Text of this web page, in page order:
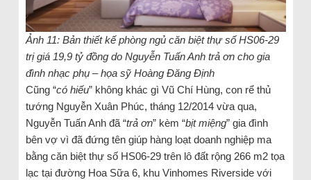
Ảnh 11: Bản thiết kế phòng ngủ căn biệt thự số HS06-29
trị giá 19,9 tỷ đồng do Nguyễn Tuấn Anh trả ơn cho gia
đình nhạc phụ – họa sỹ Hoàng Đăng Định
Cũng “có hiếu” không khác gì Vũ Chí Hùng, con rể thủ
tướng Nguyễn Xuân Phúc, tháng 12/2014 vừa qua,
Nguyễn Tuấn Anh đã “trả ơn” kèm “bịt miệng” gia đình
bên vợ vì đã đứng tên giúp hàng loạt doanh nghiệp ma
bằng căn biệt thự số HS06-29 trên lô đất rộng 266 m2 tọa
lạc tại đường Hoa Sữa 6, khu Vinhomes Riverside với